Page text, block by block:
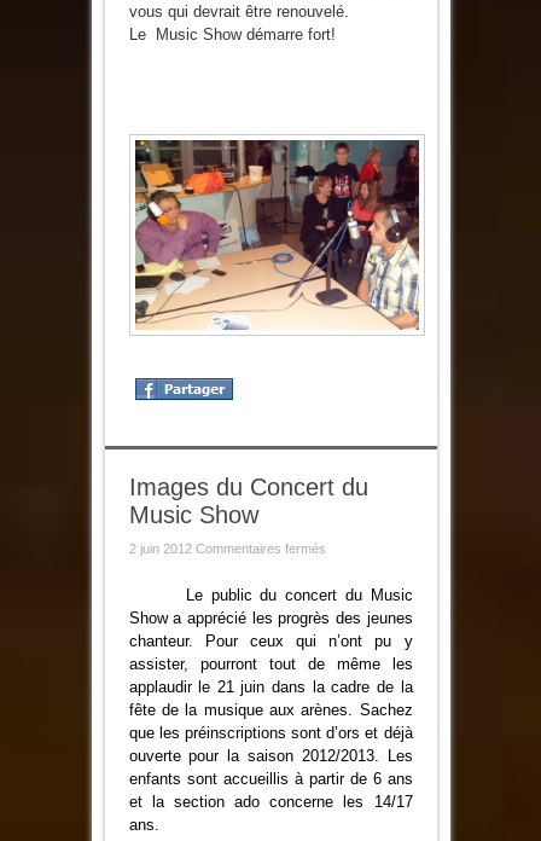
vous qui devrait être renouvelé.
Le Music Show démarre fort!
Images du Concert du
Music Show
2 juin 2012 Commentaires ferméssur
Concert
du
Music
Show
Le public du concert du Music
Show a apprécié les progrès des jeunes
chanteur. Pour ceux qui n’ont pu y
assister, pourront tout de même les
applaudir le 21 juin dans la cadre de la
fête de la musique aux arènes. Sachez
que les préinscriptions sont d’ors et déjà
ouverte pour la saison 2012/2013. Les
enfants sont accueillis à partir de 6 ans
et la section ado concerne les 14/17
ans.